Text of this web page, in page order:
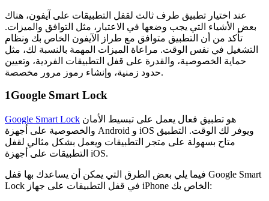
عند اختيار تطبيق طرف ثالث لقفل التطبيقات على آيفون، هناك
بعض الأشياء التي يجب وضعها في الاعتبار، مثل التوافق والميزات.
تأكد من أن التطبيق متوافق مع طراز الآيفون الخاص بك ونظام
التشغيل في نفس الوقت. مراعاة الميزات المهمة بالنسبة لك، مثل
حماية الخصوصية، والقدرة على قفل التطبيقات الفردية، وتعيين
حدود زمنية، وإنشاء رموز مرور مخصصة.
1Google Smart Lock
Google Smart Lock
والخصوصية على أجهزة Android و iOS ويوفر لك الوقت. التطبيق
متاح بسهولة على متجر التطبيقات ويعمل بشكل مثالي لقفل
التطبيقات على أجهزة iOS.
فيما يلي بعض الطرق التي يمكن أن يساعدك بها قفل Google Smart
Lock في قفل التطبيقات على جهاز iPhone الخاص بك: